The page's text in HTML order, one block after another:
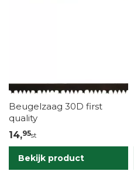
Beugelzaag 30D first
quality
14,95st
Bekijk product